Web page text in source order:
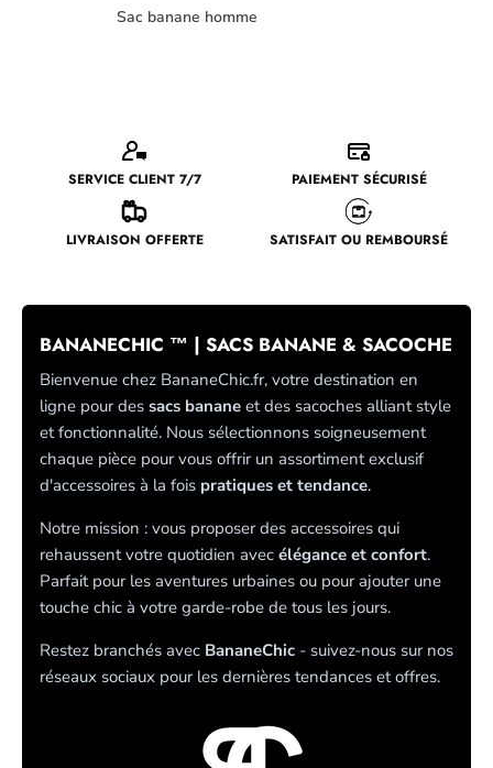
Sac banane homme
SERVICE CLIENT 7/7 PAIEMENT SÉCURISÉ
LIVRAISON OFFERTE SATISFAIT OU REMBOURSÉ
BANANECHIC ™ | SACS BANANE & SACOCHE
Bienvenue chez BananeChic.fr, votre destination en
ligne pour des sacs banane et des sacoches alliant style
et fonctionnalité. Nous sélectionnons soigneusement
chaque pièce pour vous offrir un assortiment exclusif
d'accessoires à la fois pratiques et tendance.
Notre mission : vous proposer des accessoires qui
rehaussent votre quotidien avec élégance et confort.
Parfait pour les aventures urbaines ou pour ajouter une
touche chic à votre garde-robe de tous les jours.
Restez branchés avec BananeChic - suivez-nous sur nos
réseaux sociaux pour les dernières tendances et offres.